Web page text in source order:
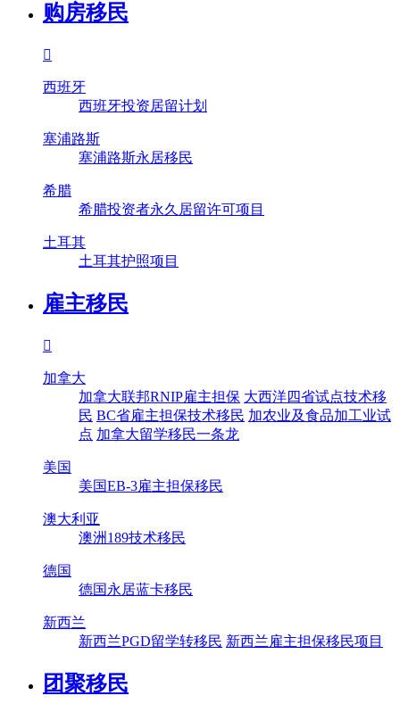
购房移民

西班牙
西班牙投资居留计划
塞浦路斯
塞浦路斯永居移民
希腊
希腊投资者永久居留许可项目
土耳其
土耳其护照项目
雇主移民

加拿大
加拿大联邦RNIP雇主担保 大西洋四省试点技术移
民 BC省雇主担保技术移民 加农业及食品加工业试
点 加拿大留学移民一条龙
美国
美国EB-3雇主担保移民
澳大利亚
澳洲189技术移民
德国
德国永居蓝卡移民
新西兰
新西兰PGD留学转移民 新西兰雇主担保移民项目
团聚移民